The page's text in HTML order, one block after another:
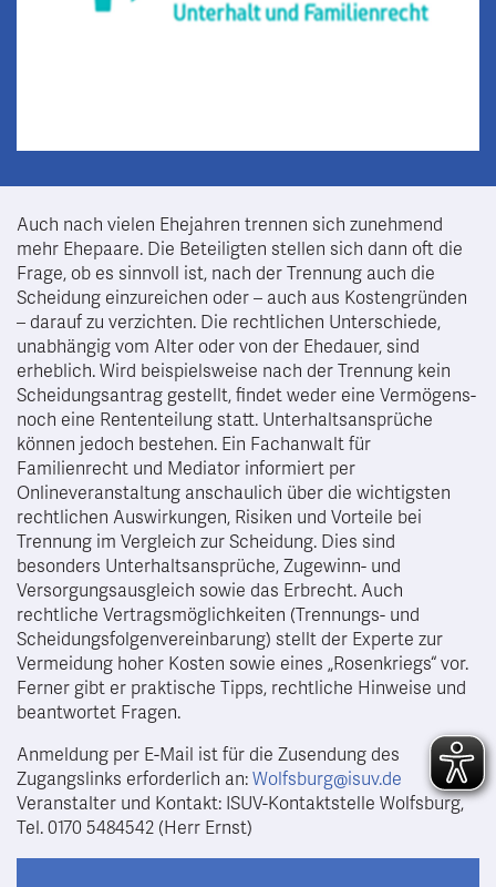
Auch nach vielen Ehejahren trennen sich zunehmend
mehr Ehepaare. Die Beteiligten stellen sich dann oft die
Frage, ob es sinnvoll ist, nach der Trennung auch die
Scheidung einzureichen oder – auch aus Kostengründen
– darauf zu verzichten. Die rechtlichen Unterschiede,
unabhängig vom Alter oder von der Ehedauer, sind
erheblich. Wird beispielsweise nach der Trennung kein
Scheidungsantrag gestellt, findet weder eine Vermögens-
noch eine Rententeilung statt. Unterhaltsansprüche
können jedoch bestehen. Ein Fachanwalt für
Familienrecht und Mediator informiert per
Onlineveranstaltung anschaulich über die wichtigsten
rechtlichen Auswirkungen, Risiken und Vorteile bei
Trennung im Vergleich zur Scheidung. Dies sind
besonders Unterhaltsansprüche, Zugewinn- und
Versorgungsausgleich sowie das Erbrecht. Auch
rechtliche Vertragsmöglichkeiten (Trennungs- und
Scheidungsfolgenvereinbarung) stellt der Experte zur
Vermeidung hoher Kosten sowie eines „Rosenkriegs“ vor.
Ferner gibt er praktische Tipps, rechtliche Hinweise und
beantwortet Fragen.
Anmeldung per E-Mail ist für die Zusendung des
Zugangslinks erforderlich an: Wolfsburg@isuv.de
Veranstalter und Kontakt: ISUV-Kontaktstelle Wolfsburg,
Tel. 0170 5484542 (Herr Ernst)